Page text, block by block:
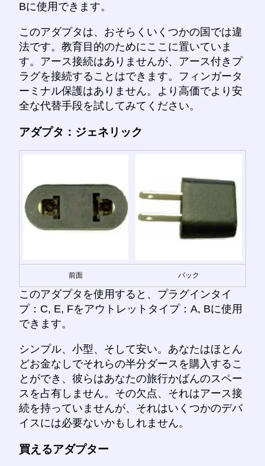
Bに使用できます。
このアダプタは、おそらくいくつかの国では違
法です。教育目的のためにここに置いていま
す。アース接続はありませんが、アース付きプ
ラグを接続することはできます。フィンガータ
ーミナル保護はありません。より高価でより安
全な代替手段を試してみてください。
アダプタ：ジェネリック
前面 バック
このアダプタを使用すると、プラグインタイ
プ：C, E, Fをアウトレットタイプ：A, Bに使用
できます。
シンプル、小型、そして安い。あなたはほとん
どお金なしでそれらの半分ダースを購入するこ
とができ、彼らはあなたの旅行かばんのスペー
スを占有しません。その欠点、それはアース接
続を持っていませんが、それはいくつかのデバ
イスには必要ないかもしれません。
買えるアダプター